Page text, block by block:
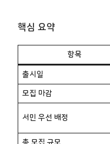
핵심 요약
항목
출시일
모집 마감
서민 우선 배정
총 모집 규모